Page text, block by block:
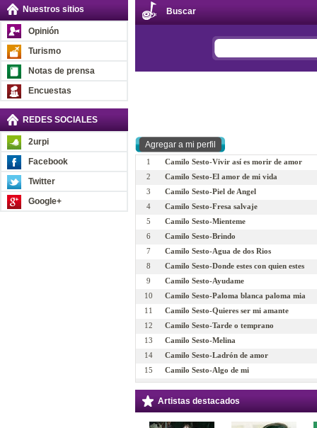
Nuestros sitios
Opinión
Turismo
Notas de prensa
Encuestas
REDES SOCIALES
2urpi
Facebook
Twitter
Google+
Buscar
1
Camilo Sesto-Vivir así es morir de amor
2
Camilo Sesto-El amor de mi vida
3
Camilo Sesto-Piel de Angel
4
Camilo Sesto-Fresa salvaje
5
Camilo Sesto-Mienteme
6
Camilo Sesto-Brindo
7
Camilo Sesto-Agua de dos Rios
8
Camilo Sesto-Donde estes con quien estes
9
Camilo Sesto-Ayudame
10
Camilo Sesto-Paloma blanca paloma mia
11
Camilo Sesto-Quieres ser mi amante
12
Camilo Sesto-Tarde o temprano
13
Camilo Sesto-Melina
14
Camilo Sesto-Ladrón de amor
15
Camilo Sesto-Algo de mi
16
Camilo Sesto-Has nacido libre
17
Camilo Sesto-Perdoname
18
Camilo Sesto-Si tu te vas
Artistas destacados